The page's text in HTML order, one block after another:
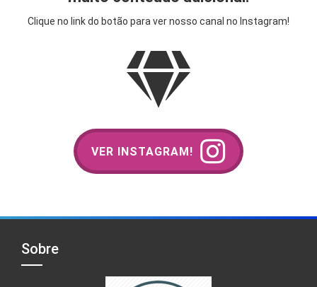
Clique no link do botão para ver nosso canal no Instagram!
VER INSTAGRAM!
Sobre